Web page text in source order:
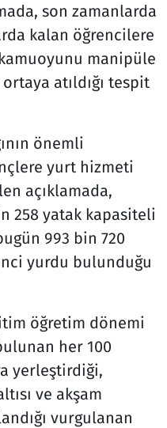
son zamanlarda
kalan öğrencilere
manipüle
atıldığı tespit
önemli
yurt hizmeti
açıklamada,
258 yatak kapasiteli
993 bin 720
yurdu bulunduğu
öğretim dönemi
her 100
yerleştirdiği,
ve akşam
vurgulanan